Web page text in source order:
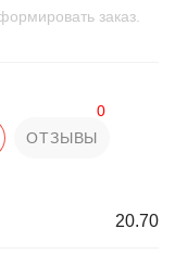
заказ.
ОТЗЫВЫ
0
20.70